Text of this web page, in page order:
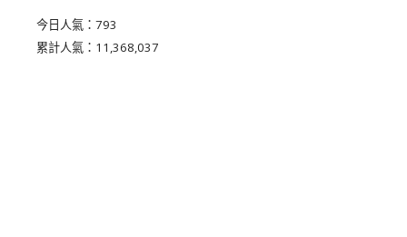
今日人氣： 793
累計人氣： 11,368,037